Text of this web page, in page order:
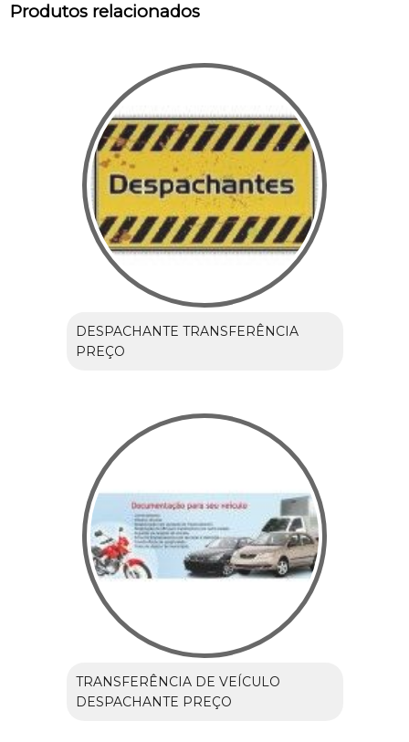
Produtos relacionados
DESPACHANTE TRANSFERÊNCIA
PREÇO
TRANSFERÊNCIA DE VEÍCULO
DESPACHANTE PREÇO